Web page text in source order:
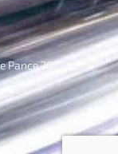
Pance 707